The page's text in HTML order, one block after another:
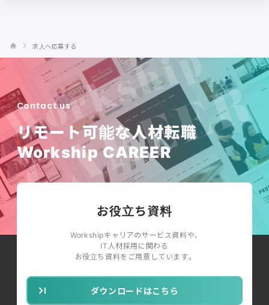
求人へ応募する
Contact us
リモート可能な人材転職
Workship CAREER
お役立ち資料
Workshipキャリアのサービス資料や、
IT人材採用に関わる
お役立ち資料をご用意しています。
ダウンロードはこちら